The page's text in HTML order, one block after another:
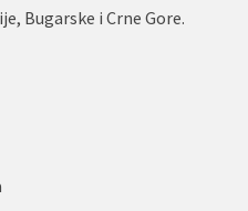
Bugarske i Crne Gore.